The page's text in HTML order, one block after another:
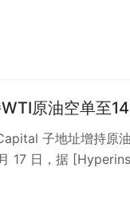
原油空单至
子地址增持原
17 日，据